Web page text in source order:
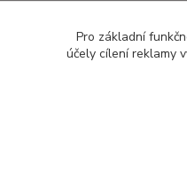
Pro základní
účely cílení reklamy